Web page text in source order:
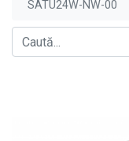
SATU24W-NW-00